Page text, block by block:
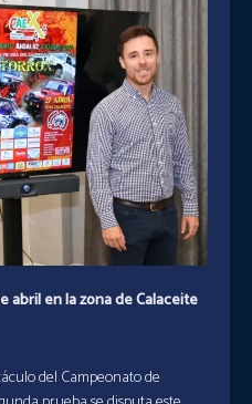
abril en la zona de Calaceite
del Campeonato de